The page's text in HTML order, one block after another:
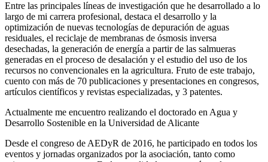
Entre las principales líneas de investigación que he desarrollado a lo
largo de mi carrera profesional, destaca el desarrollo y la
optimización de nuevas tecnologías de depuración de aguas
residuales, el reciclaje de membranas de ósmosis inversa
desechadas, la generación de energía a partir de las salmueras
generadas en el proceso de desalación y el estudio del uso de los
recursos no convencionales en la agricultura. Fruto de este trabajo,
cuento con más de 70 publicaciones y presentaciones en congresos,
artículos científicos y revistas especializadas, y 3 patentes.
Actualmente me encuentro realizando el doctorado en Agua y
Desarrollo Sostenible en la Universidad de Alicante
Desde el congreso de AEDyR de 2016, he participado en todos los
eventos y jornadas organizados por la asociación, tanto como